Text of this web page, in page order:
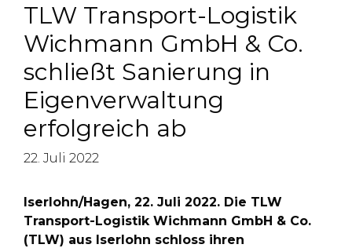
TLW Transport-Logistik
Wichmann GmbH & Co.
schließt Sanierung in
Eigenverwaltung
erfolgreich ab
22. Juli 2022
Iserlohn/Hagen, 22. Juli 2022. Die TLW
Transport-Logistik Wichmann GmbH & Co.
(TLW) aus Iserlohn schloss ihren